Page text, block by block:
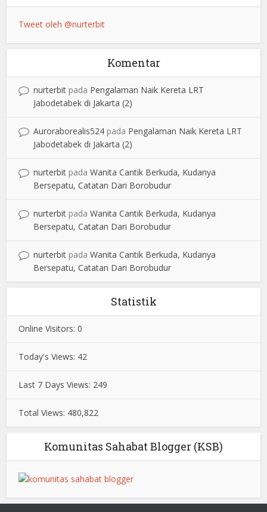
Tweet oleh @nurterbit
Komentar
nurterbit pada Pengalaman Naik Kereta LRT
Jabodetabek di Jakarta (2)
Auroraborealis524 pada Pengalaman Naik Kereta LRT
Jabodetabek di Jakarta (2)
nurterbit padaWanita Cantik Berkuda, Kudanya
Bersepatu, Catatan Dari Borobudur
nurterbit padaWanita Cantik Berkuda, Kudanya
Bersepatu, Catatan Dari Borobudur
nurterbit padaWanita Cantik Berkuda, Kudanya
Bersepatu, Catatan Dari Borobudur
Statistik
Online Visitors:0
Today's Views: 42
Last 7 Days Views: 249
Total Views: 480,822
Komunitas Sahabat Blogger (KSB)